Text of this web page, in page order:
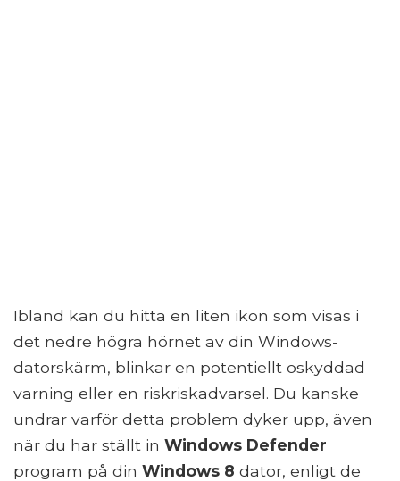
Ibland kan du hitta en liten ikon som visas i
det nedre högra hörnet av din Windows-
datorskärm, blinkar en potentiellt oskyddad
varning eller en riskriskadvarsel. Du kanske
undrar varför detta problem dyker upp, även
när du har ställt in Windows Defender
program på din Windows 8 dator, enligt de